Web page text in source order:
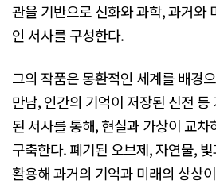
관을 기반으로 신화와 과학, 과거와
인 서사를 구성한다.
그의 작품은 몽환적인 세계를 배경
만남, 인간의 기억이 저장된 신전
된 서사를 통해, 현실과 가상이 교
구축한다. 폐기된 오브제, 자연물,
활용해 과거의 기억과 미래의 상상